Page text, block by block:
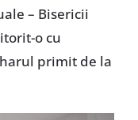
– Bisericii
o cu
primit de la